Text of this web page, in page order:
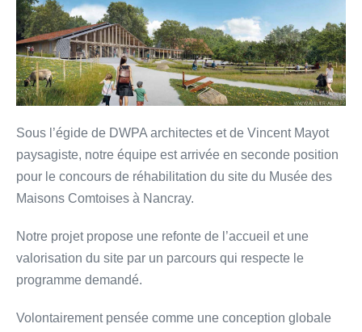
Sous l’égide de DWPA architectes et de Vincent Mayot
paysagiste, notre équipe est arrivée en seconde position
pour le concours de réhabilitation du site du Musée des
Maisons Comtoises à Nancray.
Notre projet propose une refonte de l’accueil et une
valorisation du site par un parcours qui respecte le
programme demandé.
Volontairement pensée comme une conception globale